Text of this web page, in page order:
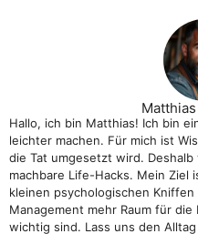
Hallo, ich bin Matthias! Ich bin
leichter machen. Für mich ist
die Tat umgesetzt wird.
machbare Life-Hacks. Mein Ziel
kleinen psychologischen
Management mehr Raum für
wichtig sind. Lass uns den